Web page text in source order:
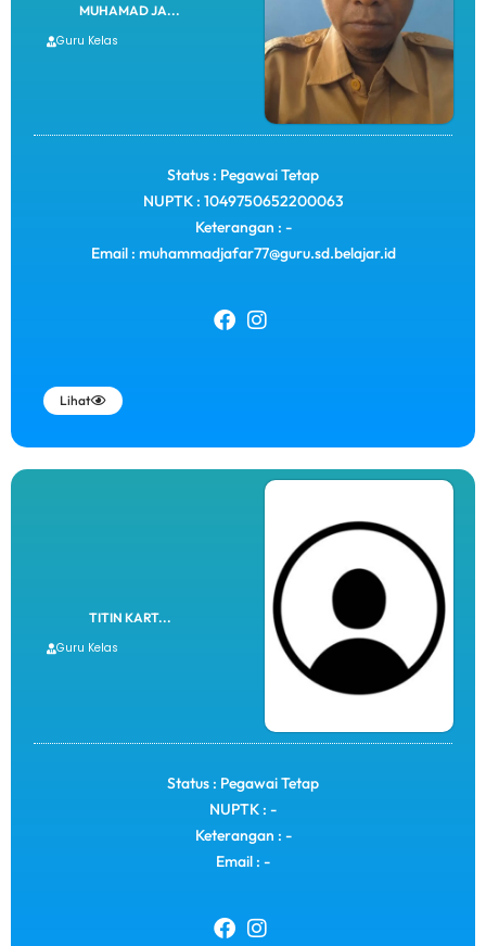
MUHAMAD JA...
Guru Kelas
Status : Pegawai Tetap
NUPTK : 1049750652200063
Keterangan : -
Email : muhammadjafar77@guru.sd.belajar.id
Lihat
TITIN KART...
Guru Kelas
Status : Pegawai Tetap
NUPTK : -
Keterangan : -
Email : -